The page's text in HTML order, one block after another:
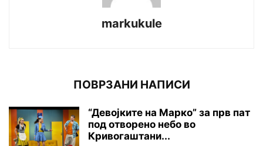
markukule
ПОВРЗАНИ НАПИСИ
“Девојките на Марко” за прв пат
под отворено небо во
Кривогаштани...